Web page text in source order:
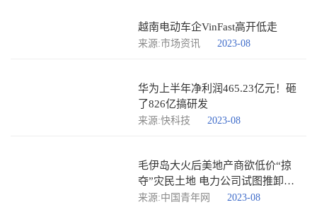
越南电动车企VinFast高开低走
来源:市场资讯 2023-08
华为上半年净利润465.23亿元！砸
了826亿搞研发
来源:快科技 2023-08
毛伊岛大火后美地产商欲低价“掠
夺”灾民土地 电力公司试图推卸责
任
来源:中国青年网 2023-08